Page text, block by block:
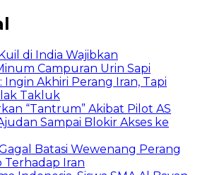
di India Wajibkan
Campuran Urin Sapi
Akhiri Perang Iran, Tapi
Takluk
“Tantrum” Akibat Pilot AS
Sampai Blokir Akses ke
Batasi Wewenang Perang
Iran